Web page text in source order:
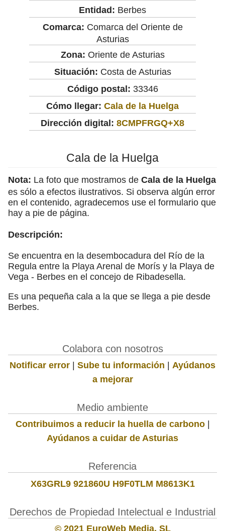
Entidad: Berbes
Comarca: Comarca del Oriente de
Asturias
Zona: Oriente de Asturias
Situación: Costa de Asturias
Código postal: 33346
Cómo llegar: Cala de la Huelga
Dirección digital: 8CMPFRGQ+X8
Cala de la Huelga
Nota: La foto que mostramos de Cala de la Huelga
es sólo a efectos ilustrativos. Si observa algún error
en el contenido, agradecemos use el formulario que
hay a pie de página.
Descripción:
Se encuentra en la desembocadura del Río de la
Regula entre la Playa Arenal de Morís y la Playa de
Vega - Berbes en el concejo de Ribadesella.
Es una pequeña cala a la que se llega a pie desde
Berbes.
Colabora con nosotros
Notificar error | Sube tu información | Ayúdanos
a mejorar
Medio ambiente
Contribuimos a reducir la huella de carbono|
Ayúdanos a cuidar de Asturias
Referencia
X63GRL9 921860U H9F0TLM M8613K1
Derechos de Propiedad Intelectual e Industrial
© 2021 EuroWeb Media, SL